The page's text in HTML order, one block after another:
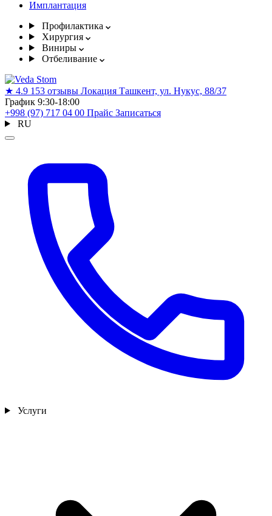
Имплантация
Профилактика
Хирургия
Виниры
Отбеливание
★ 4.9 153 отзывы Локация Ташкент, ул. Нукус, 88/37
График 9:30-18:00
+998 (97) 717 04 00 Прайс Записаться
RU
Услуги